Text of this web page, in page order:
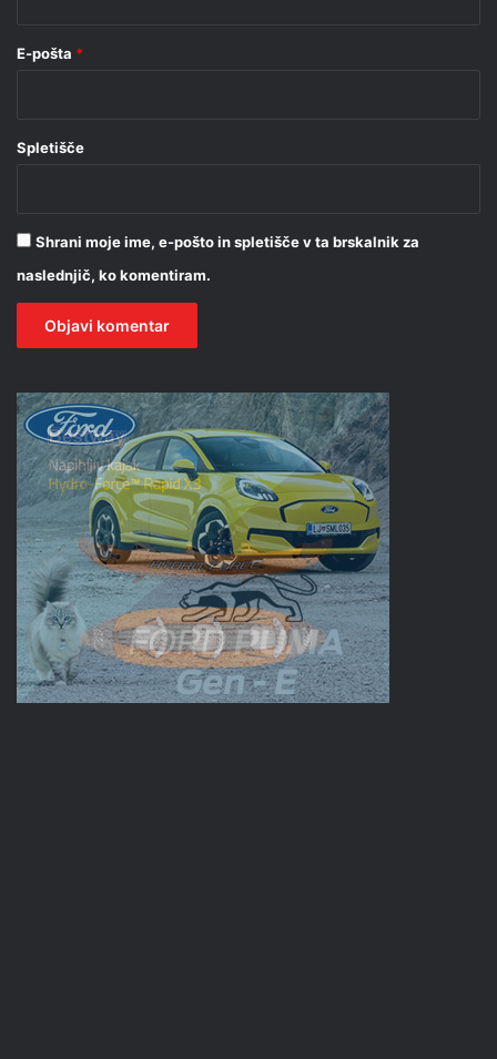
E-pošta *
Spletišče
Shrani moje ime, e-pošto in spletišče v ta brskalnik za
naslednjič, ko komentiram.